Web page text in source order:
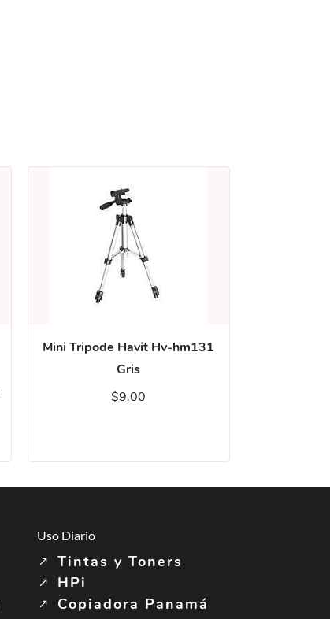
Mini Tripode Havit Hv-hm131
Gris
$9.00
Uso Diario
Tintas y Toners
HPi
Copiadora Panamá